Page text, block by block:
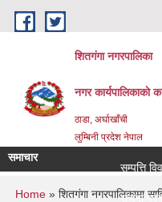
Skip to main content
शितगंगा नगरपालिका
नगर कार्यपालिकाकाे
ठाडा, अर्घाखाँची
लुम्बिनी प्रदेश नेपाल
समाचार
सम्पत्ति
सूचना
Home » शितगंगा नगरपालिकामा